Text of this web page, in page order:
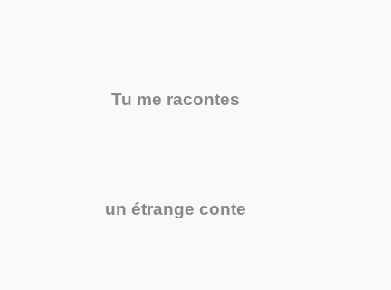
Tu me racontes
un étrange conte